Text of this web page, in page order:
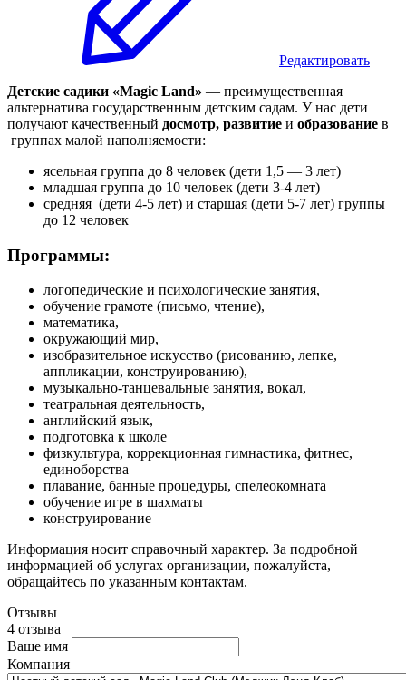
Редактировать
Детские садики «Magic Land» — преимущественная
альтернатива государственным детским садам. У нас дети
получают качественный досмотр, развитие и образование в
группах малой наполняемости:
ясельная группа до 8 человек (дети 1,5 — 3 лет)
младшая группа до 10 человек (дети 3-4 лет)
средняя (дети 4-5 лет) и старшая (дети 5-7 лет) группы
до 12 человек
Программы:
логопедические и психологические занятия,
обучение грамоте (письмо, чтение),
математика,
окружающий мир,
изобразительное искусство (рисованию, лепке,
аппликации, конструированию),
музыкально-танцевальные занятия, вокал,
театральная деятельность,
английский язык,
подготовка к школе
физкультура, коррекционная гимнастика, фитнес,
единоборства
плавание, банные процедуры, спелеокомната
обучение игре в шахматы
конструирование
Информация носит справочный характер. За подробной
информацией об услугах организации, пожалуйста,
обращайтесь по указанным контактам.
Отзывы
4 отзыва
Ваше имя
Компания